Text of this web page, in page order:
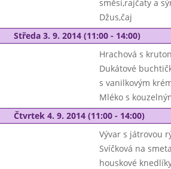
směsí,rajčaty a
Džus,čaj
Středa 3. 9. 2014 (11:00 - 14:00)
Hrachová s
Dukátové
s vanilkovým
Mléko s
Čtvrtek 4. 9. 2014 (11:00 - 14:00)
Vývar s játrovou
Svíčková na
houskové